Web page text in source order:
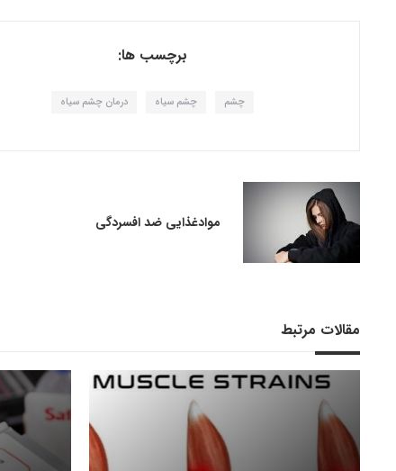
برچسب ها:
چشم چشم سیاه درمان چشم سیاه
موادغذایی ضد افسردگی
مقالات مرتبط